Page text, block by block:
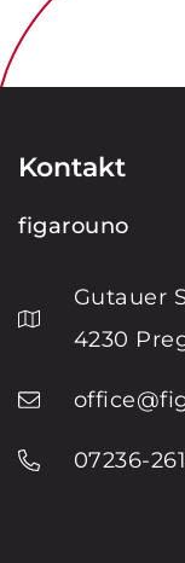
Kontakt
figarouno
Gutauer
4230
07236-